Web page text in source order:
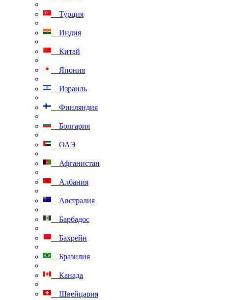
Турция
Индия
Китай
Япония
Израиль
Финляндия
Болгария
ОАЭ
Афганистан
Албания
Австралия
Барбадос
Бахрейн
Бразилия
Канада
Швейцария